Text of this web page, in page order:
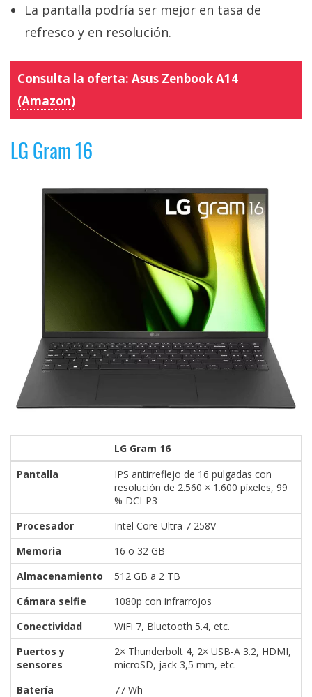
La pantalla podría ser mejor en tasa de
refresco y en resolución.
Consulta la oferta: Asus Zenbook A14
(Amazon)
LG Gram 16
LG Gram 16
Pantalla
IPS antirreflejo de 16 pulgadas con
resolución de 2.560 × 1.600 píxeles, 99
% DCI-P3
Procesador
Intel Core Ultra 7 258V
Memoria
16 o 32 GB
Almacenamiento
512 GB a 2 TB
Cámara selfie
1080p con infrarrojos
Conectividad
WiFi 7, Bluetooth 5.4, etc.
Puertos y
sensores
2× Thunderbolt 4, 2× USB-A 3.2, HDMI,
microSD, jack 3,5 mm, etc.
Batería
77 Wh